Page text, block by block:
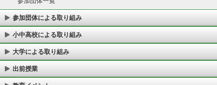
参加団体による取り組み
小中高校による取り組み
大学による取り組み
出前授業